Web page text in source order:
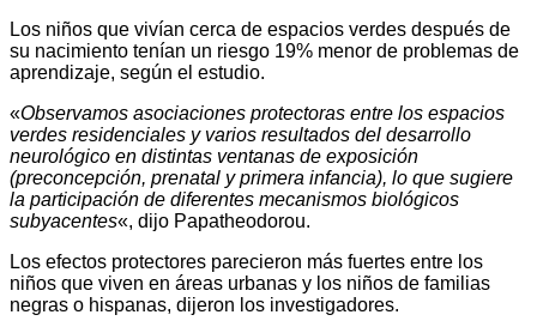
Los niños que vivían cerca de espacios verdes después de
su nacimiento tenían un riesgo 19% menor de problemas de
aprendizaje, según el estudio.
«Observamos asociaciones protectoras entre los espacios
verdes residenciales y varios resultados del desarrollo
neurológico en distintas ventanas de exposición
(preconcepción, prenatal y primera infancia), lo que sugiere
la participación de diferentes mecanismos biológicos
subyacentes«, dijo Papatheodorou.
Los efectos protectores parecieron más fuertes entre los
niños que viven en áreas urbanas y los niños de familias
negras o hispanas, dijeron los investigadores.